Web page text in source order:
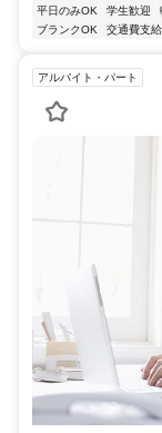
平日のみOK
学生歓迎
ブランクOK
交通費支給
アルバイト・パート